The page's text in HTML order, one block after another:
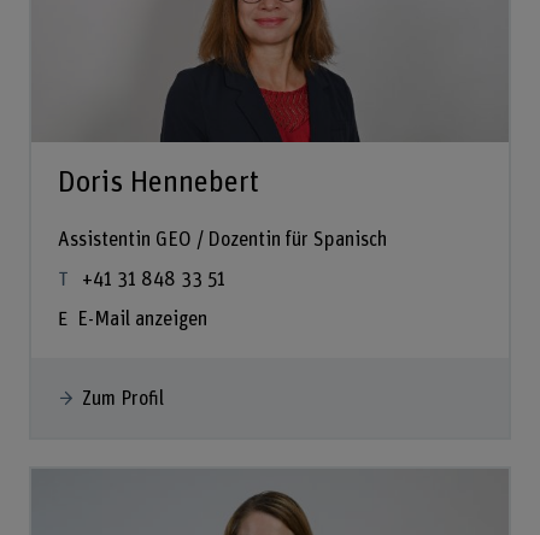
Doris Hennebert
Assistentin GEO / Dozentin für Spanisch
+41 31 848 33 51
E-Mail anzeigen
Zum Profil